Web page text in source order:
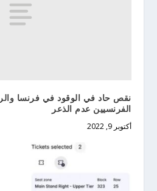
نقص حاد في الوقود في فرنسا
الفرنسيين عدم الذعر
أكتوبر 9, 2022